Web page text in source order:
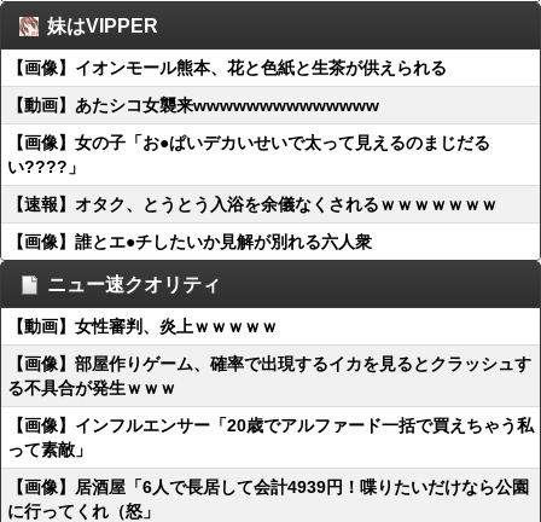
妹はVIPPER
【画像】イオンモール熊本、花と色紙と生茶が供えられる
【動画】あたシコ女襲来wwwwwwwwwwwwww
【画像】女の子「お●ぱいデカいせいで太って見えるのまじだる
い????」
【速報】オタク、とうとう入浴を余儀なくされるｗｗｗｗｗｗｗ
【画像】誰とエ●チしたいか見解が別れる六人衆
ニュー速クオリティ
【動画】女性審判、炎上ｗｗｗｗｗ
【画像】部屋作りゲーム、確率で出現するイカを見るとクラッシュす
る不具合が発生ｗｗｗ
【画像】インフルエンサー「20歳でアルファード一括で買えちゃう私
って素敵」
【画像】居酒屋「6人で長居して会計4939円！喋りたいだけなら公園
に行ってくれ（怒」